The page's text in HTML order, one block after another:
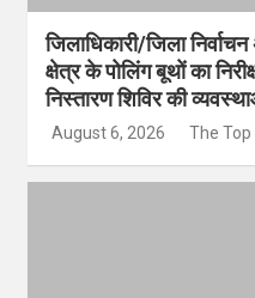
जिलाधिकारी/जिला
क्षेत्र के पोलिंग बूथों का
निस्तारण शिविर की
August 6, 2026 The Top